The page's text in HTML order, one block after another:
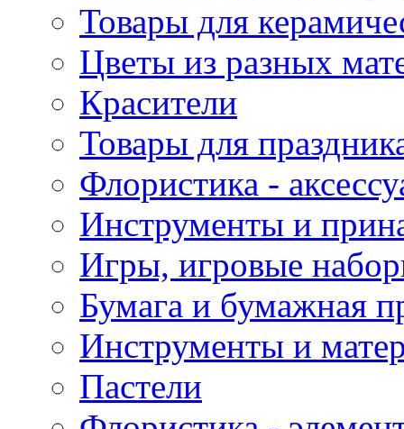
Товары для
Цветы из разных
Красители
Товары для
Флористика -
Инструменты и
Игры, игровые
Бумага и бумажная
Инструменты и
Пастели